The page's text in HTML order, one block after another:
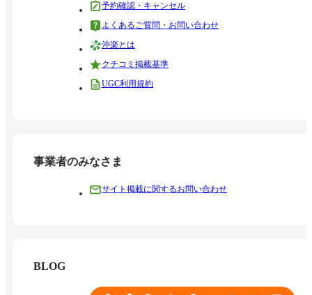
予約確認・キャンセル
よくあるご質問・お問い合わせ
沖楽とは
クチコミ掲載基準
UGC利用規約
事業者のみなさま
サイト掲載に関するお問い合わせ
BLOG